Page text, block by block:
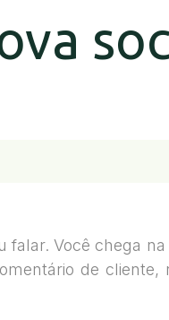
Você chega na
de cliente,